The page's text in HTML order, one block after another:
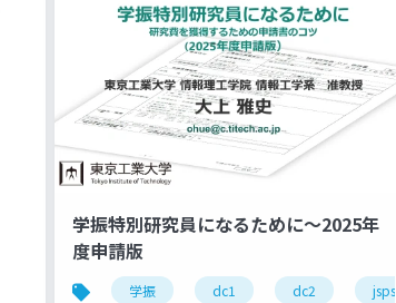
学振特別研究員になるために～2025年
度申請版
学振 dc1 dc2 jsps